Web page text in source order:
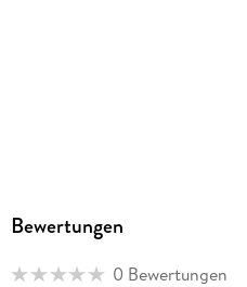
Bewertungen
0 Bewertungen